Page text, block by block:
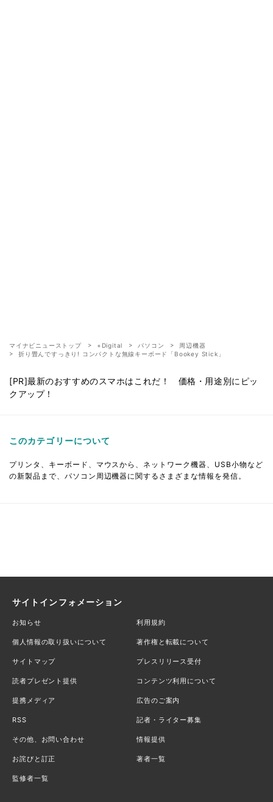
マイナビニューストップ +Digital パソコン
周辺機器
折り畳んですっきり! コンパクトな無線キーボード「Bookey Stick」
[PR]最新のおすすめのスマホはこれだ！ 価格・用途別にピッ
クアップ！
このカテゴリーについて
プリンタ、キーボード、マウスから、ネットワーク機器、USB小物など
の新製品まで、パソコン周辺機器に関するさまざまな情報を発信。
サイトインフォメーション
お知らせ 利用規約
個人情報の取り扱いについて 著作権と転載について
サイトマップ プレスリリース受付
読者プレゼント提供 コンテンツ利用について
提携メディア 広告のご案内
RSS 記者・ライター募集
その他、お問い合わせ 情報提供
お詫びと訂正 著者一覧
監修者一覧